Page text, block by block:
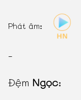
Phát âm:
-
Đệm Ngọc: